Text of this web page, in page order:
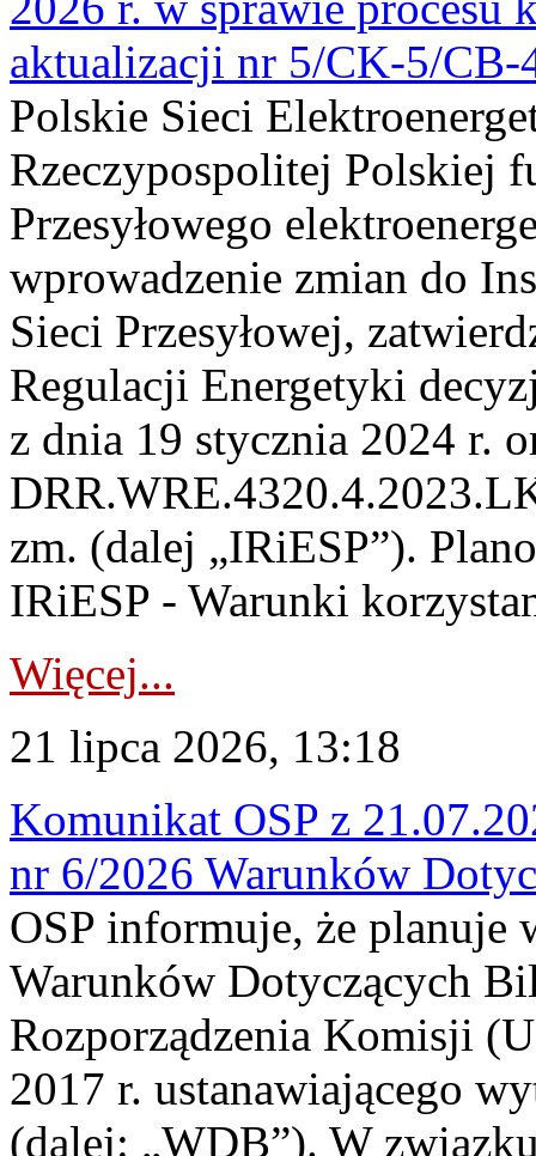
aktualizacji nr 5/CK-5/CB-
Polskie Sieci
Rzeczypospolitej Polskiej
Przesyłowego
wprowadzenie zmian do
Sieci Przesyłowej,
Regulacji Energetyki
z dnia 19 stycznia 2024 r.
zm. (dalej „IRiESP”).
IRiESP - Warunki
Więcej...
21 lipca 2026, 13:18
Komunikat OSP z
nr 6/2026 Warunków
OSP informuje, że planuje
Warunków Dotyczących
Rozporządzenia Komisji
2017 r. ustanawiającego
(dalej: „WDB”). W